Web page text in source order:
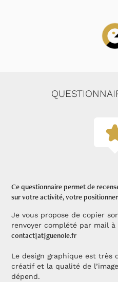
Ce questionnaire permet de
sur votre activité, votre
Je vous propose de copier
renvoyer complété par mail à
contact{at}guenole.fr
Le design graphique est très
créatif et la qualité de
dépend.